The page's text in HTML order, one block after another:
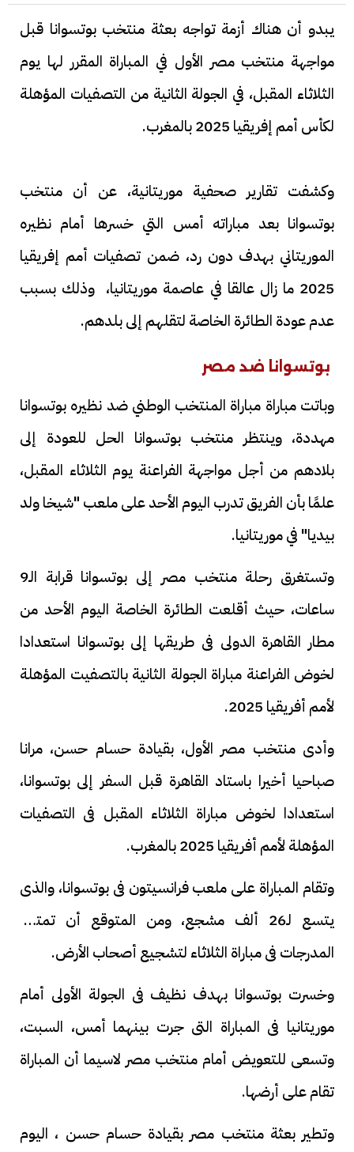
يبدو أن هناك أزمة تواجه بعثة منتخب بوتسوانا قبل
مواجهة منتخب مصر الأول في المباراة المقرر لها يوم
الثلاثاء المقبل، في الجولة الثانية من التصفيات المؤهلة
لكأس أمم إفريقيا 2025 بالمغرب.
وكشفت تقارير صحفية موريتانية، عن أن منتخب
بوتسوانا بعد مباراته أمس التي خسرها أمام نظيره
الموريتاني بهدف دون رد، ضمن تصفيات أمم إفريقيا
2025 ما زال عالقا في عاصمة موريتانيا، وذلك بسبب
عدم عودة الطائرة الخاصة لتقلهم إلى بلدهم.
بوتسوانا ضد مصر
وباتت مباراة مباراة المنتخب الوطني ضد نظيره بوتسوانا
مهددة، وينتظر منتخب بوتسوانا الحل للعودة إلى
بلادهم من أجل مواجهة الفراعنة يوم الثلاثاء المقبل،
علمًا بأن الفريق تدرب اليوم الأحد على ملعب "شيخا ولد
بيديا" في موريتانيا.
وتستغرق رحلة منتخب مصر إلى بوتسوانا قرابة الـ9
ساعات، حيث أقلعت الطائرة الخاصة اليوم الأحد من
مطار القاهرة الدولى فى طريقها إلى بوتسوانا استعدادا
لخوض الفراعنة مباراة الجولة الثانية بالتصفيت المؤهلة
لأمم أفريقيا 2025.
وأدى منتخب مصر الأول، بقيادة حسام حسن، مرانا
صباحيا أخيرا باستاد القاهرة قبل السفر إلى بوتسوانا،
استعدادا لخوض مباراة الثلاثاء المقبل فى التصفيات
المؤهلة لأمم أفريقيا 2025 بالمغرب.
وتقام المباراة على ملعب فرانسيتون فى بوتسوانا، والذى
يتسع لـ26 ألف مشجع، ومن المتوقع أن تمتلئ
المدرجات فى مباراة الثلاثاء لتشجيع أصحاب الأرض.
وخسرت بوتسوانا بهدف نظيف فى الجولة الأولى أمام
موريتانيا فى المباراة التى جرت بينهما أمس، السبت،
وتسعى للتعويض أمام منتخب مصر لاسيما أن المباراة
تقام على أرضها.
وتطير بعثة منتخب مصر بقيادة حسام حسن ، اليوم